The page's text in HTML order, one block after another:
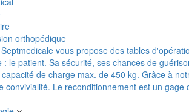
orthopédique
Septmedicale vous propose des tables
: le patient. Sa sécurité, ses chances de
de charge max. de 450 kg. Grâce à
convivialité. Le reconditionnement est un